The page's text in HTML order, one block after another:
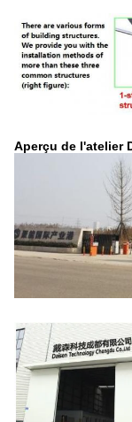
Aperçu de l'atelier